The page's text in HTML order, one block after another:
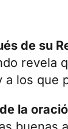
de su
revela
los
la